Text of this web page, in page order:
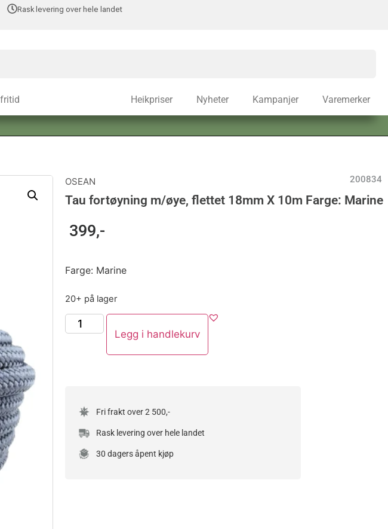
Rask levering over hele landet
Heikpriser Nyheter Kampanjer Varemerker
OSEAN 200834
Tau fortøyning m/øye, flettet 18mm X 10m Farge: Marine
399,-
Farge: Marine
20+ på lager
Legg i handlekurv
Fri frakt over 2 500,-
Rask levering over hele landet
30 dagers åpent kjøp